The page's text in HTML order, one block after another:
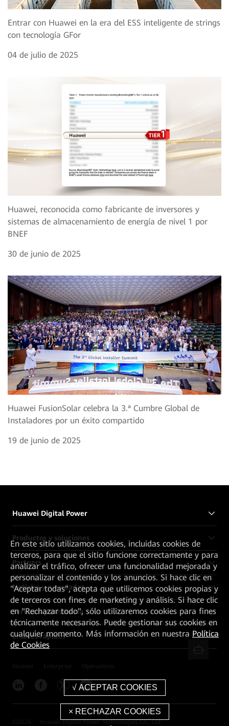
Entrar con Huawei en la era del ESS inteligente de strings
con tecnología GFor
04 de julio de 2025
Huawei, reconocida como fabricante de inversores y
sistemas de almacenamiento de energía de nivel 1 por
BNEF
30 de junio de 2025
Huawei FusionSolar celebra la 3.ª Cumbre Global de
Instaladores por un éxito compartido
19 de junio de 2025
Huawei Digital Power
Productos y soluciones
Partners
Noticias y novedades
Servicios y asistencia
Enlaces rápidos
Huawei Digital Power Technologies Co., Ltd.
En este sitio utilizamos cookies, incluidas cookies de
terceros, para que el sitio funcione correctamente y para
analizar el tráfico, ofrecer una funcionalidad mejorada y
personalizar el contenido y los anuncios. Si hace clic en
"Aceptar todas", acepta que utilicemos cookies propias y
de terceros con fines de marketing y análisis. Si hace clic
en "Rechazar todo", sólo utilizaremos cookies para fines
técnicamente necesarios. Puede gestionar sus cookies en
cualquier momento. Más información en nuestra Política
de Cookies